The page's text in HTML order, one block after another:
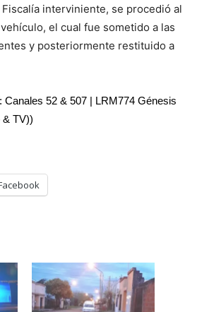
interviniente, se procedió al
el cual fue sometido a las
y posteriormente restituido a
Canales 52 & 507 | LRM774 Génesis
& TV))